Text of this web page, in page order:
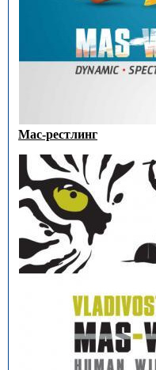
Мас-рестлинг